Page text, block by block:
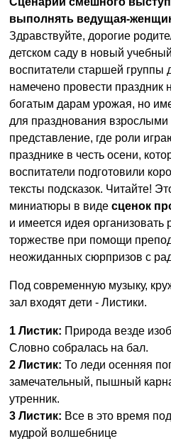
выполнять ведущая-
Здравствуйте, дорогие
детском саду в новый
воспитатели старшей группы
намечено провести праздник
богатым дарам урожая, но
для празднования взрослыми
представление, где роли
празднике в честь осени,
воспитатели подготовили
тексты подсказок. Читайте!
миниатюры в виде сценок
и имеется идея организовать
торжестве при помощи
неожиданных сюрпризов с
Под современную музыку,
зал входят дети - Листики.
1 Листик: Природа везде
Словно собралась на бал.
2 Листик: То леди осенняя
замечательный, пышный
утренник.
3 Листик: Все в это время
мудрой волшебнице